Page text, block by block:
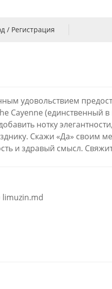
/ Регистрация
удовольствием
Cayenne (единственный
нотку
Скажи «Да» своим
и здравый смысл.
limuzin.md